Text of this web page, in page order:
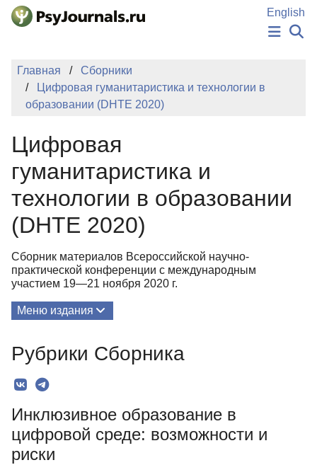
Перейти к основному содержанию
English
НОВОСТИ
АВТОРЫ
ПОДАТЬ РУКОПИСЬ
КЛЮЧЕВЫЕ СЛОВА
Регистрация
Главная
Сборники
Цифровая гуманитаристика и технологии в
образовании (DHTE 2020)
Цифровая
гуманитаристика и
технологии в образовании
(DHTE 2020)
Сборник материалов Всероссийской научно-
практической конференции с международным
участием 19—21 ноября 2020 г.
Меню издания
Редколлегия
Рубрики
Текст
Авторы
Рубрики Сборника
Инклюзивное образование в
цифровой среде: возможности и
риски